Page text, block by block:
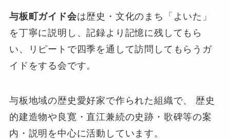
与板町ガイド会は歴史・文化のまち「よいた」
を丁寧に説明し、記録より記憶に残してもら
い、リピートで四季を通して訪問してもらうガ
イドをする会です。
与板地域の歴史愛好家で作られた組織で、 歴史
的建造物や良寛・直江兼続の史跡・歌碑等の案
内・説明を中心に活動しています。